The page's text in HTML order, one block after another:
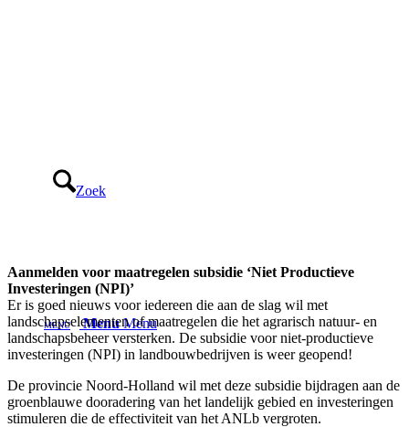
Zoek
Menu Menu
Aanmelden voor maatregelen subsidie ‘Niet Productieve
Investeringen (NPI)’
Er is goed nieuws voor iedereen die aan de slag wil met
landschapselementen of maatregelen die het agrarisch natuur- en
landschapsbeheer versterken. De subsidie voor niet-productieve
investeringen (NPI) in landbouwbedrijven is weer geopend!
De provincie Noord-Holland wil met deze subsidie bijdragen aan de
groenblauwe dooradering van het landelijk gebied en investeringen
stimuleren die de effectiviteit van het ANLb vergroten.